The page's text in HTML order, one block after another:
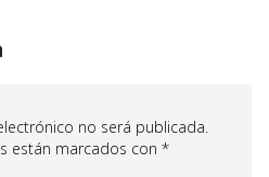
no será publicada.
están marcados con *